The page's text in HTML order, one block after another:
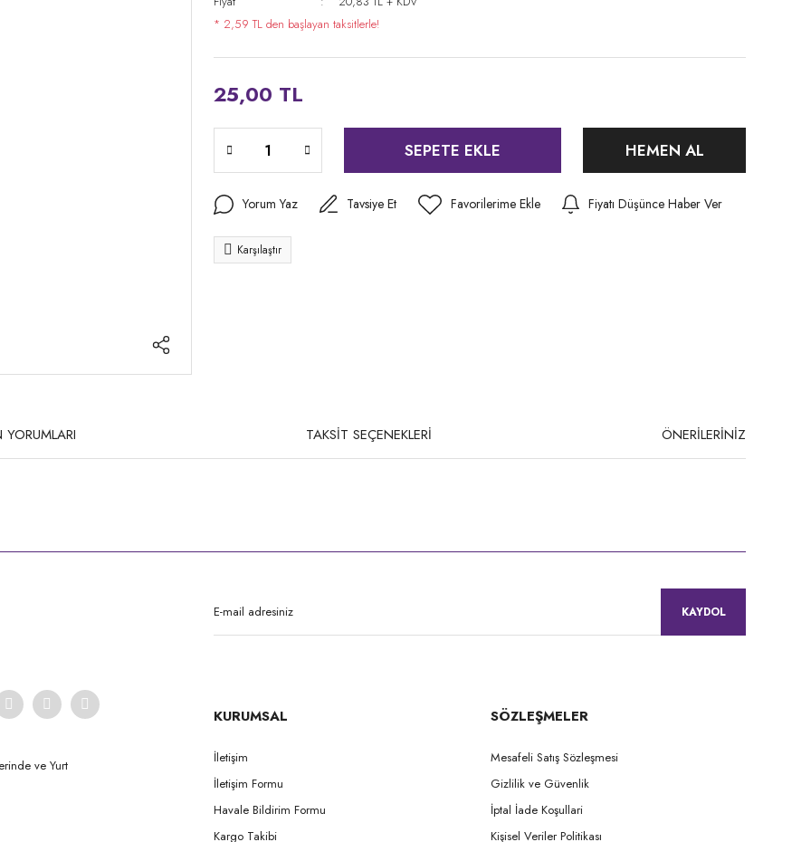
* 2,59 TL den başlayan taksitlerle!
25,00 TL
SEPETE EKLE HEMEN AL
Yorum Yaz Tavsiye Et Fiyatı Düşünce Haber Ver
Karşılaştır
YORUMLARI TAKSİT SEÇENEKLERİ ÖNERİLERİNİZ
KAYDOL
ve Yurt
KURUMSAL
İletişim
İletişim Formu
Havale Bildirim Formu
Kargo Takibi
SÖZLEŞMELER
Mesafeli Satış Sözleşmesi
Gizlilik ve Güvenlik
İptal İade Koşullari
Kişisel Veriler Politikası